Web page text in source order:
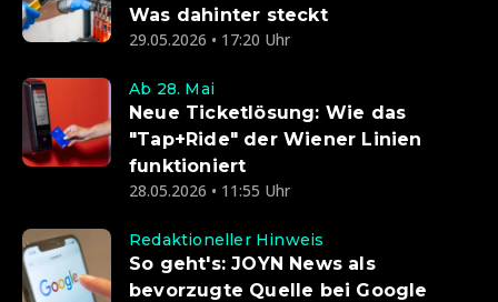
Was dahinter steckt
29.05.2026 • 17:20 Uhr
Ab 28. Mai
Neue Ticketlösung: Wie das
"Tap+Ride" der Wiener Linien
funktioniert
28.05.2026 • 11:55 Uhr
Redaktioneller Hinweis
So geht's: JOYN News als
bevorzugte Quelle bei Google